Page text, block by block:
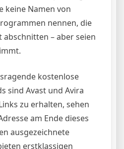
keine Namen von
nennen, die
abschnitten – aber seien
kostenlose
sind Avast und Avira
zu erhalten, sehen
am Ende dieses
ausgezeichnete
erstklassigen